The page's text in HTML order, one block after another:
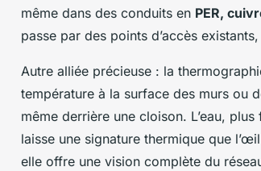
même dans des conduits en PER,
passe par des points d’accès
Autre alliée précieuse : la
température à la surface des murs ou
même derrière une cloison. L’eau,
laisse une signature thermique que
elle offre une vision complète du